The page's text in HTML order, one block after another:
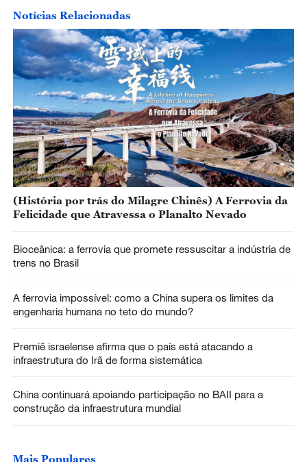
Notícias Relacionadas
(História por trás do Milagre Chinês) A Ferrovia da
Felicidade que Atravessa o Planalto Nevado
Bioceânica: a ferrovia que promete ressuscitar a indústria de
trens no Brasil
A ferrovia impossível: como a China supera os limites da
engenharia humana no teto do mundo?
Premiê israelense afirma que o país está atacando a
infraestrutura do Irã de forma sistemática
China continuará apoiando participação no BAII para a
construção da infraestrutura mundial
Mais Populares